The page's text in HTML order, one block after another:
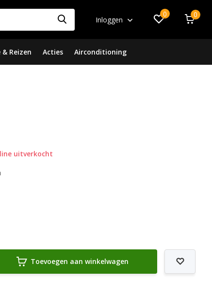
Inloggen
0 0
Reizen Acties Airconditioning
uitverkocht
Toevoegen aan winkelwagen